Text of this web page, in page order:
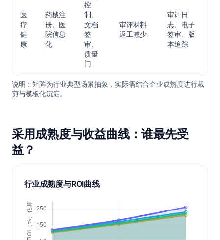
医
疗
健
康
药械注
册、医
院信息
化
控
制、
文档
签
审、
质量
门
审评材料
返工减少
审计日
志、电子
签审、版
本追踪
说明：矩阵为行业典型场景抽象，实际需结合企业成熟度进行裁
剪与模板化沉淀。
采用成熟度与收益曲线：谁最先受
益？
行业成熟度与ROI曲线